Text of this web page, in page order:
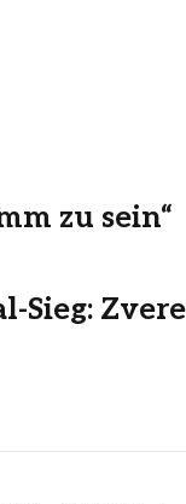
zu sein“
Sieg: